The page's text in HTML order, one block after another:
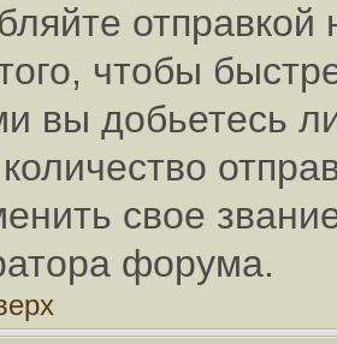
чтобы
вы добьетесь
свое
форума.